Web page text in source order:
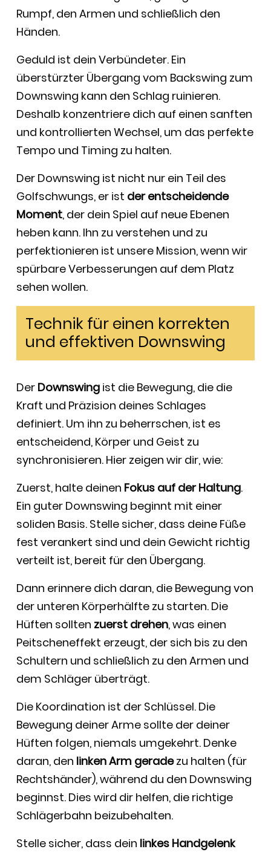
Rumpf, den Armen und schließlich den
Händen.
Geduld ist dein Verbündeter. Ein
überstürzter Übergang vom Backswing zum
Downswing kann den Schlag ruinieren.
Deshalb konzentriere dich auf einen sanften
und kontrollierten Wechsel, um das perfekte
Tempo und Timing zu halten.
Der Downswing ist nicht nur ein Teil des
Golfschwungs, er ist der entscheidende
Moment, der dein Spiel auf neue Ebenen
heben kann. Ihn zu verstehen und zu
perfektionieren ist unsere Mission, wenn wir
spürbare Verbesserungen auf dem Platz
sehen wollen.
Technik für einen korrekten
und effektiven Downswing
Der Downswing ist die Bewegung, die die
Kraft und Präzision deines Schlages
definiert. Um ihn zu beherrschen, ist es
entscheidend, Körper und Geist zu
synchronisieren. Hier zeigen wir dir, wie:
Zuerst, halte deinen Fokus auf der Haltung.
Ein guter Downswing beginnt mit einer
soliden Basis. Stelle sicher, dass deine Füße
fest verankert sind und dein Gewicht richtig
verteilt ist, bereit für den Übergang.
Dann erinnere dich daran, die Bewegung von
der unteren Körperhälfte zu starten. Die
Hüften sollten zuerst drehen, was einen
Peitscheneffekt erzeugt, der sich bis zu den
Schultern und schließlich zu den Armen und
dem Schläger überträgt.
Die Koordination ist der Schlüssel. Die
Bewegung deiner Arme sollte der deiner
Hüften folgen, niemals umgekehrt. Denke
daran, den linken Arm geradezu halten (für
Rechtshänder), während du den Downswing
beginnst. Dies wird dir helfen, die richtige
Schlägerbahn beizubehalten.
Stelle sicher, dass dein linkes Handgelenk